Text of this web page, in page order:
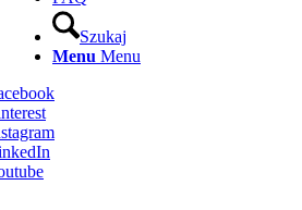
Szukaj
Menu Menu